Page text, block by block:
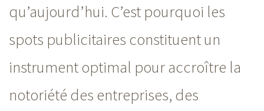
qu’aujourd’hui. C’est pourquoi les
spots publicitaires constituent un
instrument optimal pour accroître la
notoriété des entreprises, des